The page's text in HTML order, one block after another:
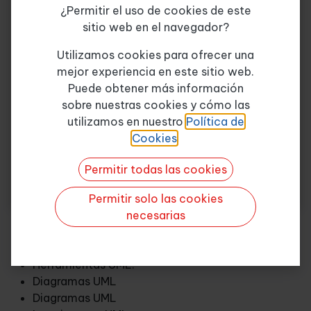
Notación y semántica estándar.
Requisitos.
Actividades.
Interfaces.
Extensiones UML.
Estereotipos.
Extensiones de Modelado de Negocio
Modelo Relacional de datos.
UML BÁSICO.
Modelos UML.
Clases y diagramas.
Implementando el diseño.
Herramientas UML.
Diagramas UML
Diagramas UML
Quiero más info
¿Permitir el uso de cookies de este
sitio web en el navegador?
Utilizamos cookies para ofrecer una
mejor experiencia en este sitio web.
Puede obtener más información
sobre nuestras cookies y cómo las
utilizamos en nuestro Política de
Cookies.
Permitir todas las cookies
Permitir solo las cookies
necesarias